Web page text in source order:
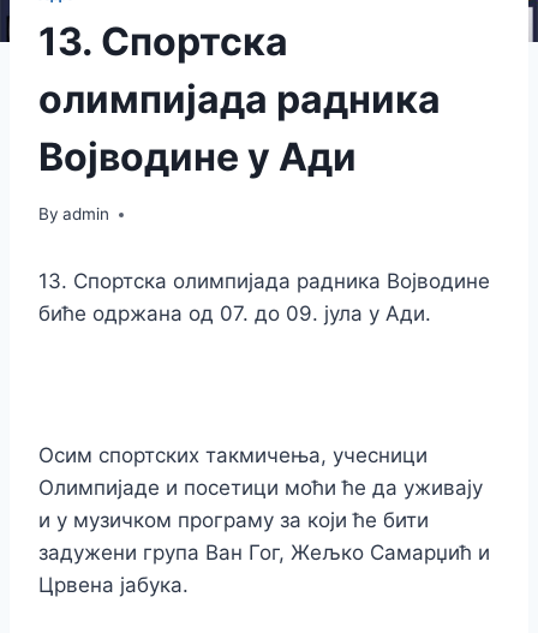
13. Спортска
олимпијада радника
Војводине у Ади
By admin
13. Спортска олимпијада радника Војводине
биће одржана од 07. до 09. јула у Ади.
Осим спортских такмичења, учесници
Олимпијаде и посетици моћи ће да уживају
и у музичком програму за који ће бити
задужени група Ван Гог, Жељко Самарџић и
Црвена јабука.